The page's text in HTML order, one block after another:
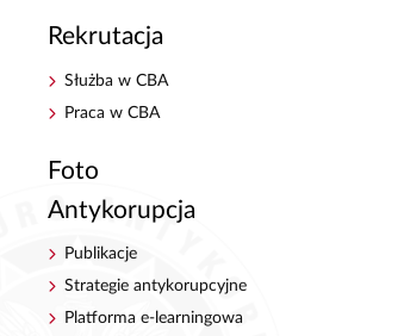
Rekrutacja
Służba w CBA
Praca w CBA
Foto
Antykorupcja
Publikacje
Strategie antykorupcyjne
Platforma e-learningowa